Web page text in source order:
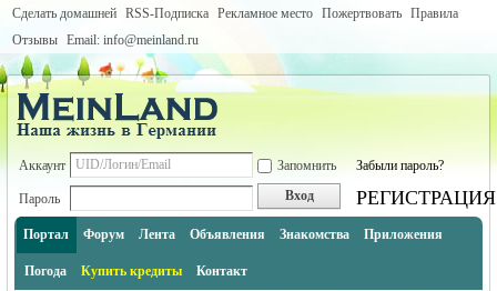
Сделать домашней RSS-Подписка Рекламное место Пожертвовать Правила
Отзывы Email: info@meinland.ru
Аккаунт Запомнить Забыли пароль?
Пароль Вход РЕГИСТРАЦИЯ
Портал Форум Лента Объявления Знакомства Приложения
Погода Купить кредиты Контакт